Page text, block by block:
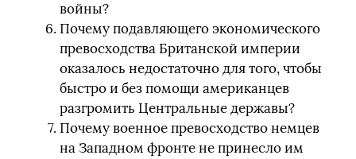
войны?
Почему подавляющего экономического
превосходства Британской империи
оказалось недостаточно для того, чтобы
быстро и без помощи американцев
разгромить Центральные державы?
Почему военное превосходство немцев
на Западном фронте не принесло им